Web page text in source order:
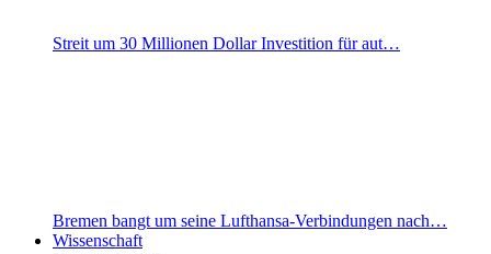
Streit um 30 Millionen Dollar Investition für aut…
Bremen bangt um seine Lufthansa-Verbindungen nach…
Wissenschaft